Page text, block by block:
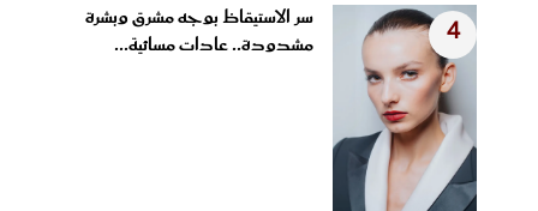
4
سر الاستيقاظ بوجه مشرق وبشرة
مشدودة.. عادات مسائية...